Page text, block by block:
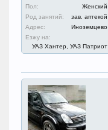
Пол:
Женский
Род занятий:
зав. аптекой
Адрес:
Иноземцево
Езжу на:
УАЗ Хантер, УАЗ Патриот